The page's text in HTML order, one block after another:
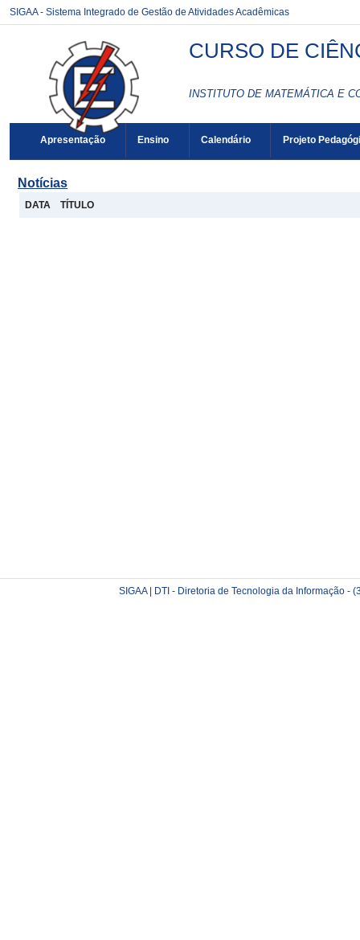
SIGAA - Sistema Integrado de Gestão de Atividades Acadêmicas
CURSO DE
INSTITUTO DE MATEMÁTICA E
Apresentação Ensino Calendário Projeto
Notícias
DATA TÍTULO
SIGAA | DTI - Diretoria de Tecnologia da Informação